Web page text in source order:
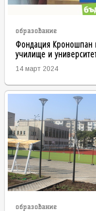
образование
Фондация Кроношпан
училище и
14 март 2024
образование